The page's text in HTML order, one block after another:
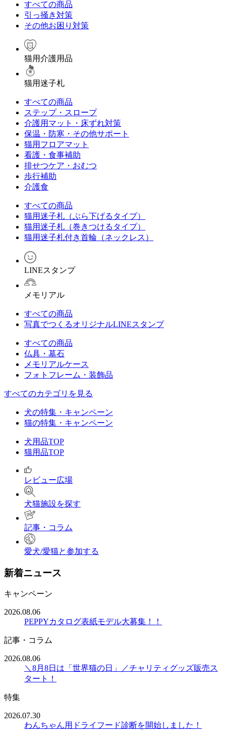
すべての商品
引っ掻き対策
その他お困り対策
猫用介護用品
猫用迷子札
すべての商品
ステップ・スロープ
介護用マット・床ずれ対策
保温・防寒・その他サポート
猫用フロアマット
看護・食事補助
排せつケア・おむつ
歩行補助
介護食
すべての商品
猫用迷子札（ぶら下げるタイプ）
猫用迷子札（巻きつけるタイプ）
猫用迷子札付き首輪（ネックレス）
LINEスタンプ
メモリアル
すべての商品
写真でつくるオリジナルLINEスタンプ
すべての商品
仏具・墓石
メモリアルケース
フォトフレーム・装飾品
すべてのカテゴリを見る
犬の特集・キャンペーン
猫の特集・キャンペーン
犬用品TOP
猫用品TOP
レビュー広場
犬猫施設を探す
記事・コラム
愛犬/愛猫と参加する
新着ニュース
キャンペーン
2026.08.06
PEPPYカタログ表紙モデル大募集！！
記事・コラム
2026.08.06
＼8月8日は「世界猫の日」／チャリティグッズ販売ス
タート！
特集
2026.07.30
わんちゃん用ドライフード診断を開始しました！